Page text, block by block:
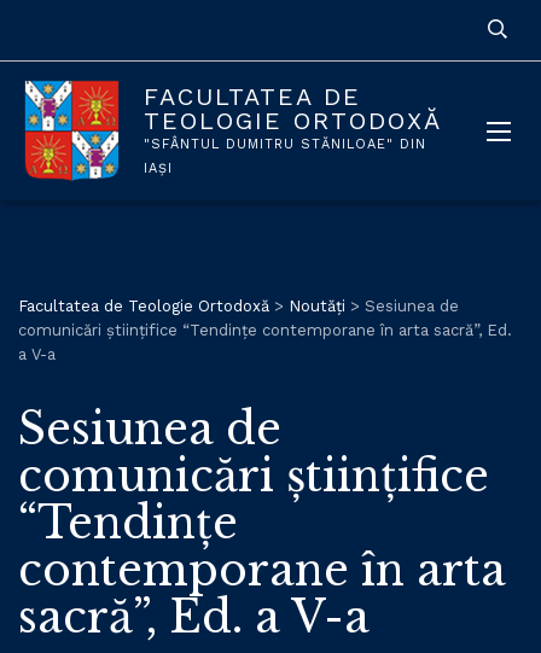
FACULTATEA DE
TEOLOGIE ORTODOXĂ
"SFÂNTUL DUMITRU STĂNILOAE" DIN
IAȘI
Facultatea de Teologie Ortodoxă > Noutăți > Sesiunea de
comunicări științifice “Tendințe contemporane în arta sacră”, Ed.
a V-a
Sesiunea de
comunicări științifice
“Tendințe
contemporane în arta
sacră”, Ed. a V-a